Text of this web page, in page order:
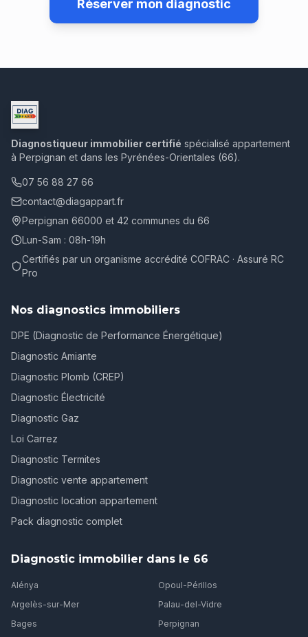
Réserver mon diagnostic
Diagnostiqueur immobilier certifié spécialisé appartement
à Perpignan et dans les Pyrénées-Orientales (66).
07 56 88 27 66
contact@diagappart.fr
Perpignan 66000 et 42 communes du 66
Lun-Sam : 08h-19h
Certifiés par un organisme accrédité COFRAC · Assuré RC
Pro
Nos diagnostics immobiliers
DPE (Diagnostic de Performance Énergétique)
Diagnostic Amiante
Diagnostic Plomb (CREP)
Diagnostic Électricité
Diagnostic Gaz
Loi Carrez
Diagnostic Termites
Diagnostic vente appartement
Diagnostic location appartement
Pack diagnostic complet
Diagnostic immobilier dans le 66
Alénya
Argelès-sur-Mer
Bages
Opoul-Périllos
Palau-del-Vidre
Perpignan